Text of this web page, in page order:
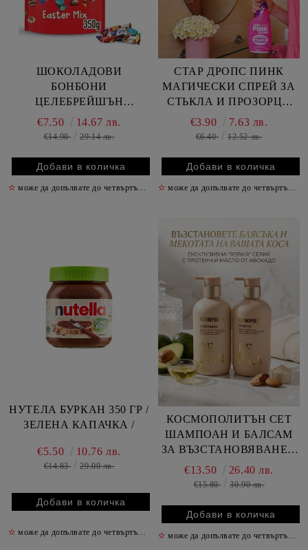
ШОКОЛАДОВИ
БОНБОНИ
ЦЕЛЕБРЕЙШЪН
ВЕЛИКДЕНСКА ТОРБА
350 ГР
€7.50 14.67 лв.
€14.90 29.14 лв.
✫ може да допълвате до четвъртък включително ✫
СТАР ДРОПС ПИНК
МАГИЧЕСКИ СПРЕЙ ЗА
СТЬКЛА И ПРОЗОРЦИ
750 МЛ
€3.90 7.63 лв.
€6.40 12.52 лв.
✫ може да допълвате до четвъртък включително
НУТЕЛА БУРКАН 350 ГР /
ЗЕЛЕНА КАПАЧКА /
€5.50 10.76 лв.
€14.83 29.00 лв.
✫ може да допълвате до четвъртък включително ✫
КОСМОПОЛИТЪН СЕТ
ШАМПОАН И БАЛСАМ
ЗА ВЪЗСТАНОВЯВАНЕ 2
Х 400 МЛ /БЕЖОВ/
€13.50 26.40 лв.
€15.80 30.90 лв.
✫ може да допълвате до четвъртък включително